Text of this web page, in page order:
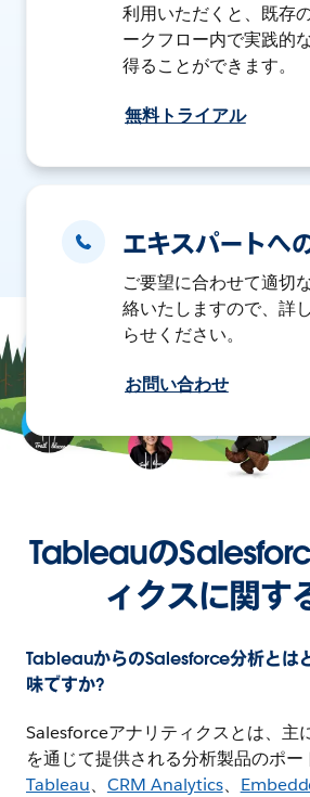
利用いただくと、既存
ークフロー内で実践的
得ることができます。
無料トライアル
エキスパートへ
ご要望に合わせて適切
絡いたしますので、詳
らせください。
お問い合わせ
Tableauの
ィクスに関す
TableauからのSalesforce分析とは
味ですか?
Salesforceアナリティクスとは、主
を通じて提供される分析製品のポー
Tableau、 CRM Analytics、